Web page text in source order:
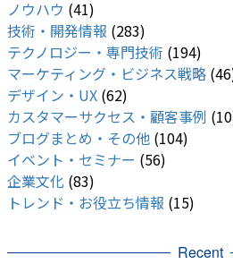
ノウハウ (41)
技術・開発情報 (283)
テクノロジー・専門技術 (194)
マーケティング・ビジネス戦略
デザイン・UX (62)
カスタマーサクセス・顧客事例
ブログまとめ・その他 (104)
イベント・セミナー (56)
企業文化 (83)
トレンド・お役立ち情報 (15)
Recent